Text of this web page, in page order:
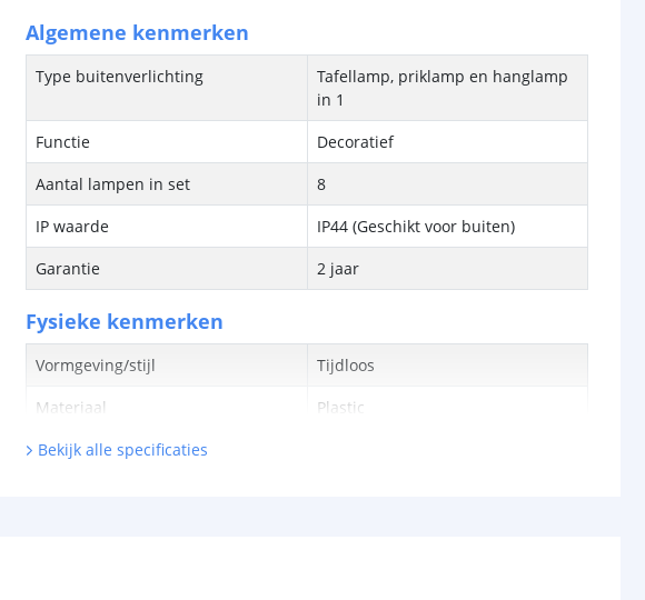
Algemene kenmerken
Type buitenverlichting
Tafellamp, priklamp en hanglamp
in 1
Functie
Decoratief
Aantal lampen in set
8
IP waarde
IP44 (Geschikt voor buiten)
Garantie
2 jaar
Fysieke kenmerken
Vormgeving/stijl
Tijdloos
Materiaal
Plastic
Kleur
Bekijk alle specificaties